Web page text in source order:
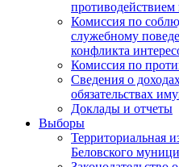
Комиссия по
служебному
конфликта
Комиссия по
Сведения о
обязательствах
Доклады и отчеты
Выборы
Территориальная
Беловского